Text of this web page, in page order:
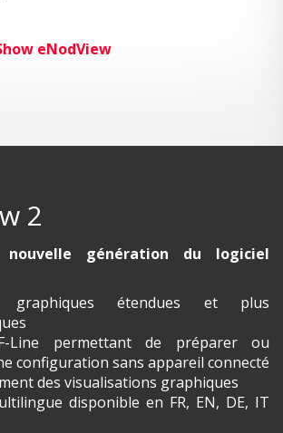
eNodView
2
nouvelle génération du logiciel
graphiques étendues et plus
Line permettant de préparer ou
configuration sans appareil connecté
des visualisations graphiques
disponible en FR, EN, DE, IT